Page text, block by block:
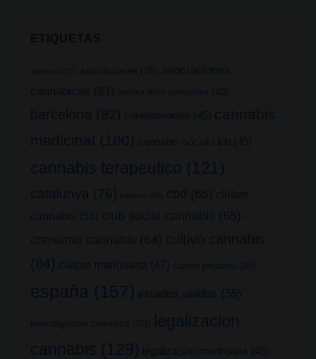
alemania (27) asociaciones (39)
asociaciones
cannabicas (61) autocultivo cannabis (40)
barcelona (82) cannabinoides (45) cannabis
medicinal (100) cannabis social club (45)
cannabis terapeutico (121)
catalunya (76) cañamo (26) cbd (65) clubes
cannabis (53) club social cannabis (65)
consumo cannabis (64) cultivo cannabis
(84) cultivo marihuana (47) cultivo personal (35)
españa (157) estados unidos (55)
investigacion cientifica (39)
legalizacion
cannabis (129) legalizacion marihuana (46)